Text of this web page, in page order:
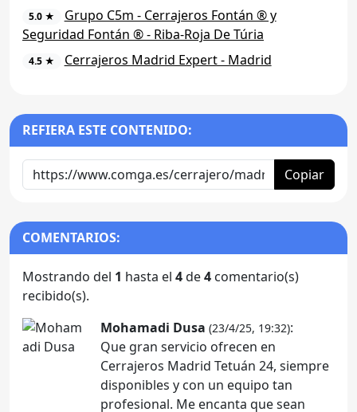
5.0 ★
Grupo C5m - Cerrajeros Fontán ® y
Seguridad Fontán ® - Riba-Roja De Túria
4.5 ★ Cerrajeros Madrid Expert - Madrid
REFIERA ESTE CONTENIDO:
Copiar
COMENTARIOS:
Mostrando del 1 hasta el 4de4 comentario(s)
recibido(s).
Mohamadi Dusa (23/4/25, 19:32):
Que gran servicio ofrecen en
Cerrajeros Madrid Tetuán 24, siempre
disponibles y con un equipo tan
profesional. Me encanta que sean